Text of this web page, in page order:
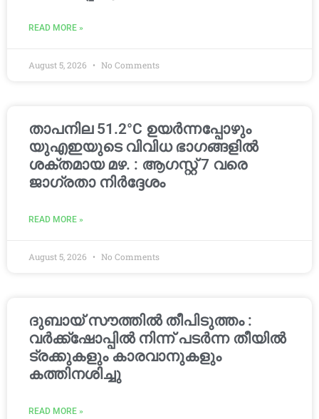
READ MORE »
August 5, 2026 No Comments
താപനില 51.2°C ഉയർന്നപ്പോഴും
യുഎഇയുടെ വിവിധ ഭാഗങ്ങളിൽ
ശക്തമായ മഴ. : ആഗസ്റ്റ് 7 വരെ
ജാഗ്രതാ നിർദ്ദേശം
READ MORE »
August 5, 2026 No Comments
ദുബായ് സൗത്തിൽ തീപിടുത്തം :
വർക്ക്‌ഷോപ്പിൽ നിന്ന് പടർന്ന തീയിൽ
ട്രക്കുകളും കാരവാനുകളും
കത്തിനശിച്ചു
READ MORE »